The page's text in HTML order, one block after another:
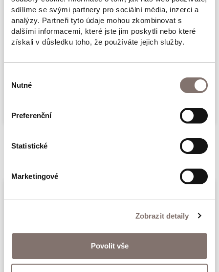
sdílíme se svými partnery pro sociální média, inzerci a
analýzy. Partneři tyto údaje mohou zkombinovat s
dalšími informacemi, které jste jim poskytli nebo které
získali v důsledku toho, že používáte jejich služby.
souhlasu
Nutné
Preferenční
Statistické
Marketingové
Zobrazit detaily
Povolit vše
mužských osobností českého veřejného
života. Po tomto svazku bude následovat
druhý díl, věnovaný ženským osobnostem.
o budoucnosti člověka, společnosti a planety.
Máme si budoucnost malovat narůžovo, nebo
portréty Kateřiny Sýsové.
Související produkty